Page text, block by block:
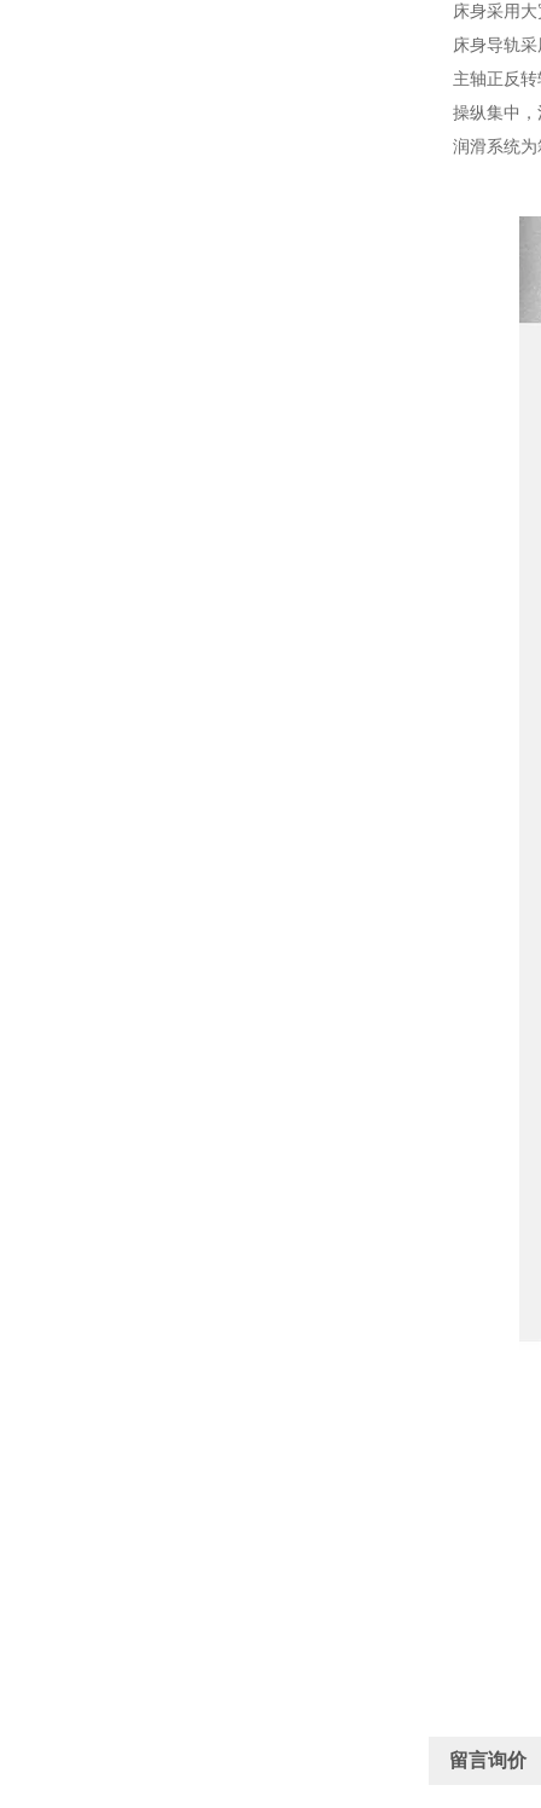
床身采用
床身导轨
主轴正反
操纵集中
润滑系统
留言询价